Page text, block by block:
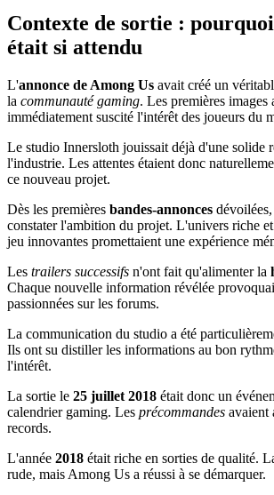
Contexte de sortie :
était si attendu
L'annonce de Among Us avait créé un
la communauté gaming. Les premières images
immédiatement suscité l'intérêt des joueurs du
Le studio Innersloth jouissait déjà d'une solide
l'industrie. Les attentes étaient donc
ce nouveau projet.
Dès les premières bandes-annonces
constater l'ambition du projet. L'univers riche
jeu innovantes promettaient une expérience
Les trailers successifs n'ont fait qu'alimenter la
Chaque nouvelle information révélée
passionnées sur les forums.
La communication du studio a été
Ils ont su distiller les informations au bon
l'intérêt.
La sortie le 25 juillet 2018 était donc un
calendrier gaming. Les précommandes avaient
records.
L'année 2018 était riche en sorties de qualité.
rude, mais Among Us a réussi à se démarquer.